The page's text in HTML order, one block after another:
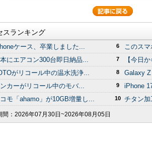
スランキング
ケース、卒業しました...
にエアコン300台即日納品...
がリコール中の温水洗浄...
カーがリコール中のモバ...
コモ「ahamo」が10GB増量し...
6 このス
7 【今日
8 Galaxy
9 iPhone
10 チタン
： 2026年07月30日~2026年08月05日